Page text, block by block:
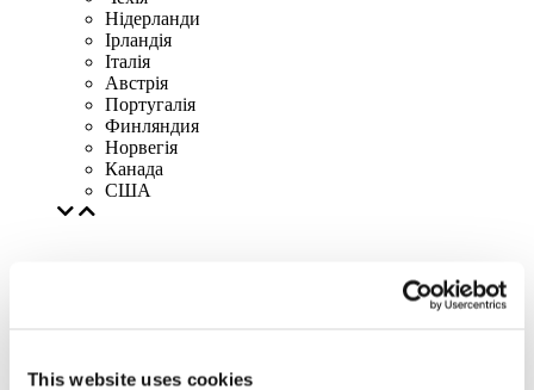
This website uses cookies
Нідерланди
Iрландія
Iталiя
Австрія
Португалія
Финляндия
Норвегія
Канада
США